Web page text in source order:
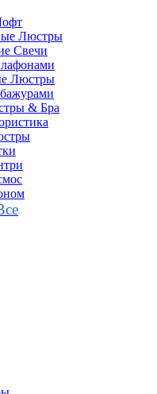
Люстры
Свечи
Люстры
& Бра